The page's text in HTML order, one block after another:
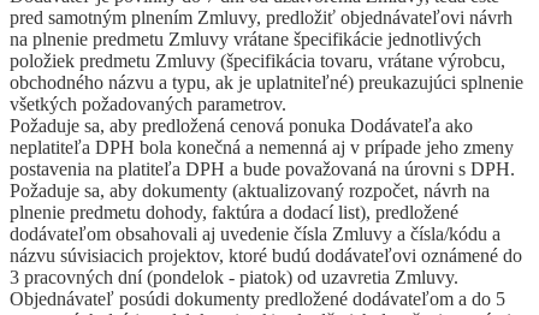
pred samotným plnením Zmluvy, predložiť objednávateľovi návrh
na plnenie predmetu Zmluvy vrátane špecifikácie jednotlivých
položiek predmetu Zmluvy (špecifikácia tovaru, vrátane výrobcu,
obchodného názvu a typu, ak je uplatniteľné) preukazujúci splnenie
všetkých požadovaných parametrov.
Požaduje sa, aby predložená cenová ponuka Dodávateľa ako
neplatiteľa DPH bola konečná a nemenná aj v prípade jeho zmeny
postavenia na platiteľa DPH a bude považovaná na úrovni s DPH.
Požaduje sa, aby dokumenty (aktualizovaný rozpočet, návrh na
plnenie predmetu dohody, faktúra a dodací list), predložené
dodávateľom obsahovali aj uvedenie čísla Zmluvy a čísla/kódu a
názvu súvisiacich projektov, ktoré budú dodávateľovi oznámené do
3 pracovných dní (pondelok - piatok) od uzavretia Zmluvy.
Objednávateľ posúdi dokumenty predložené dodávateľom a do 5